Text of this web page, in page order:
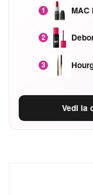
1
2
3
Vedi la